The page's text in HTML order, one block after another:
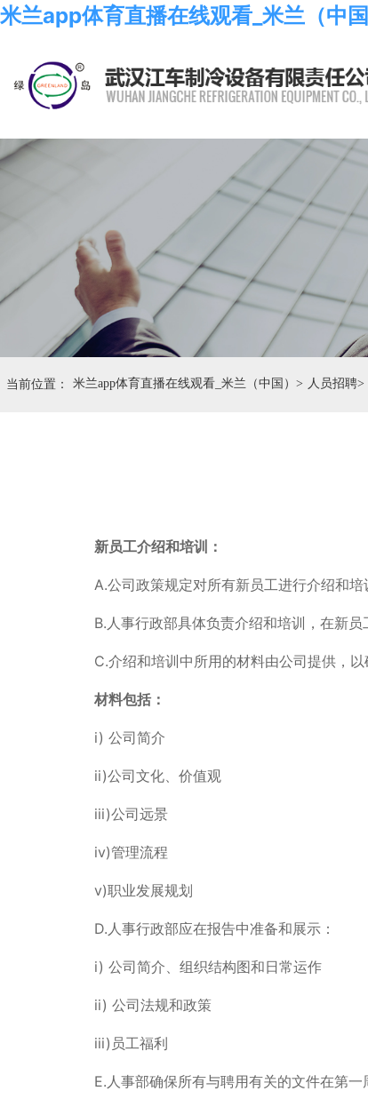
米兰app体育直播在线观看_米兰（中国
当前位置： 米兰app体育直播在线观看_米兰（中国）> 人员招聘>
新员工介绍和培训：
A.公司政策规定对所有新员工进行介绍和
B.人事行政部具体负责介绍和培训，在新员
C.介绍和培训中所用的材料由公司提供，
材料包括：
i) 公司简介
ii)公司文化、价值观
iii)公司远景
iv)管理流程
v)职业发展规划
D.人事行政部应在报告中准备和展示：
i) 公司简介、组织结构图和日常运作
ii) 公司法规和政策
iii)员工福利
E.人事部确保所有与聘用有关的文件在第一